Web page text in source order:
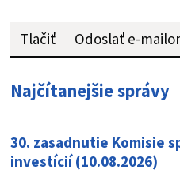
Tlačiť Odoslať e-
Najčítanejšie správy
30. zasadnutie Komisie
investícií (10.08.2026)